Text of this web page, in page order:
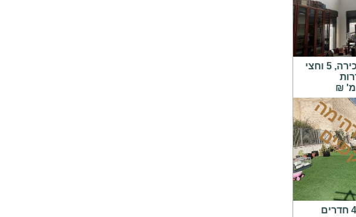
דירת דופלקס למכירה, 5 וחצי
דירת גן למכירה, 4 חדרים